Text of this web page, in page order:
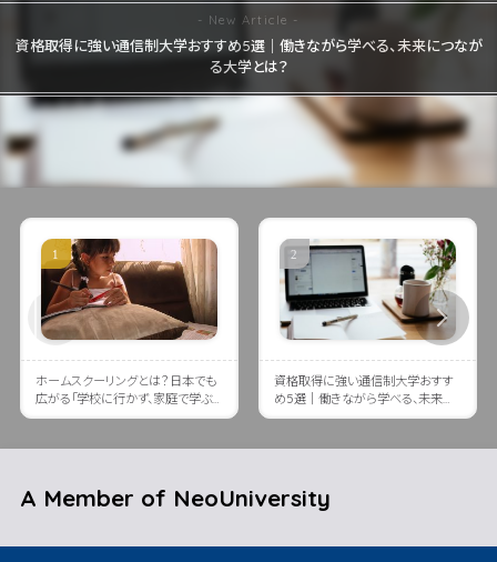
資格取得に強い通信制大学おすすめ5選｜働きながら学べる、未来につなが
る大学とは？
ホームスクーリングとは？日本でも
広がる「学校に行かず、家庭で学ぶ」
という選択肢
資格取得に強い通信制大学おすす
め5選｜働きながら学べる、未来に
つながる大学とは？
A Member of NeoUniversity